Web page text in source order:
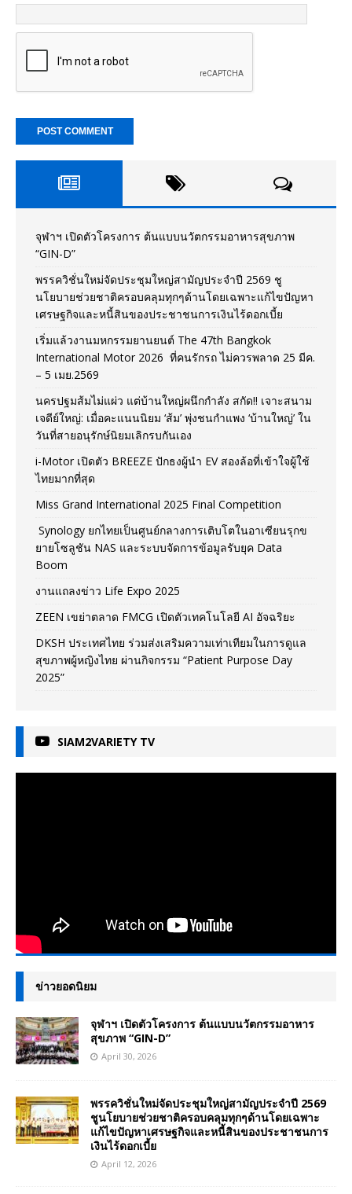
จุฬาฯ เปิดตัวโครงการ ต้นแบบนวัตกรรมอาหารสุขภาพ
“GIN-D”
พรรควิชั่นใหม่จัดประชุมใหญ่สามัญประจำปี 2569 ชู
นโยบายช่วยชาติครอบคลุมทุกๆด้านโดยเฉพาะแก้ไขปัญหา
เศรษฐกิจและหนี้สินของประชาชนการเงินไร้ดอกเบี้ย
เริ่มแล้วงานมหกรรมยานยนต์ The 47th Bangkok
International Motor 2026 ที่คนรักรถ ไม่ควรพลาด 25 มีค.
– 5 เมย.2569
นครปฐมส้มไม่แผ่ว แต่บ้านใหญ่ผนึกกำลัง สกัด!! เจาะสนาม
เจดีย์ใหญ่: เมื่อคะแนนนิยม ‘ส้ม’ พุ่งชนกำแพง ‘บ้านใหญ่’ ใน
วันที่สายอนุรักษ์นิยมเลิกรบกันเอง
i-Motor เปิดตัว BREEZE ปักธงผู้นำ EV สองล้อที่เข้าใจผู้ใช้
ไทยมากที่สุด
Miss Grand International 2025 Final Competition
Synology ยกไทยเป็นศูนย์กลางการเติบโตในอาเซียนรุกข
ยายโซลูชัน NAS และระบบจัดการข้อมูลรับยุค Data
Boom
งานแถลงข่าว Life Expo 2025
ZEEN เขย่าตลาด FMCG เปิดตัวเทคโนโลยี AI อัจฉริยะ
DKSH ประเทศไทย ร่วมส่งเสริมความเท่าเทียมในการดูแล
สุขภาพผู้หญิงไทย ผ่านกิจกรรม “Patient Purpose Day
2025”
SIAM2VARIETY TV
ข่าวยอดนิยม
จุฬาฯ เปิดตัวโครงการ ต้นแบบนวัตกรรมอาหาร
สุขภาพ “GIN-D”
April 30, 2026
พรรควิชั่นใหม่จัดประชุมใหญ่สามัญประจำปี 2569
ชูนโยบายช่วยชาติครอบคลุมทุกๆด้านโดยเฉพาะ
แก้ไขปัญหาเศรษฐกิจและหนี้สินของประชาชนการ
เงินไร้ดอกเบี้ย
April 12, 2026